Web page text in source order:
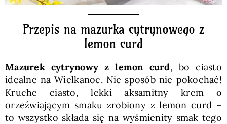
SKLEP
Polski
Przepis na mazurka cytrynowego z
lemon curd
Mazurek cytrynowy z lemon curd, bo ciasto
idealne na Wielkanoc. Nie sposób nie pokochać!
Kruche ciasto, lekki aksamitny krem o
orzeźwiającym smaku zrobiony z lemon curd –
to wszystko składa się na wyśmienity smak tego